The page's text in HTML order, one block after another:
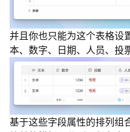
并且你也只能为这个表格设
本、数字、日期、人员、投
基于这些字段属性的排列